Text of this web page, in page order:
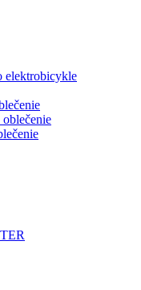
elektrobicykle